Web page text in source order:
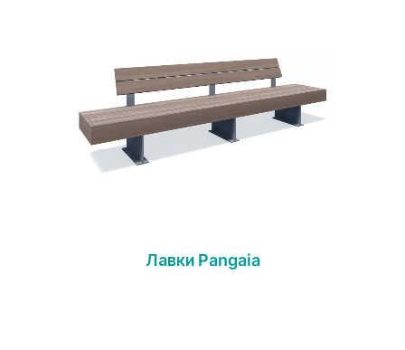
Лавки Pangaia